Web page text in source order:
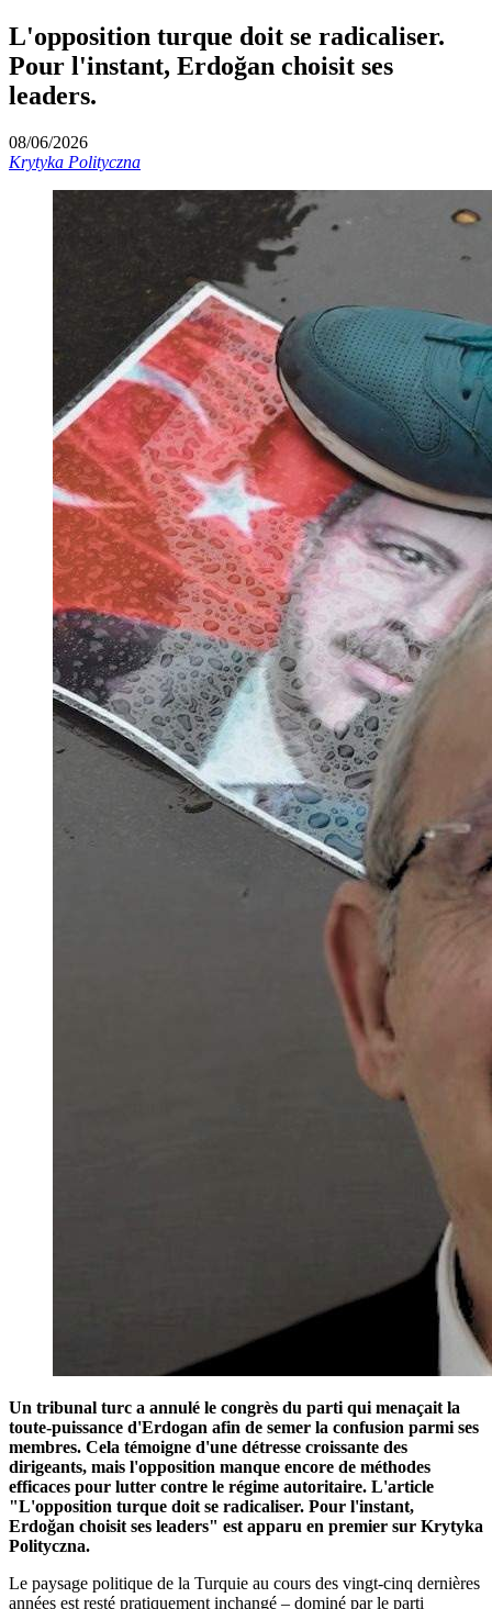
L'opposition turque doit se radicaliser.
Pour l'instant, Erdoğan choisit ses
leaders.
08/06/2026
Krytyka Polityczna
Un tribunal turc a annulé le congrès du parti qui menaçait la
toute-puissance d'Erdogan afin de semer la confusion parmi ses
membres. Cela témoigne d'une détresse croissante des
dirigeants, mais l'opposition manque encore de méthodes
efficaces pour lutter contre le régime autoritaire. L'article
"L'opposition turque doit se radicaliser. Pour l'instant,
Erdoğan choisit ses leaders" est apparu en premier sur Krytyka
Polityczna.
Le paysage politique de la Turquie au cours des vingt-cinq dernières
années est resté pratiquement inchangé – dominé par le parti